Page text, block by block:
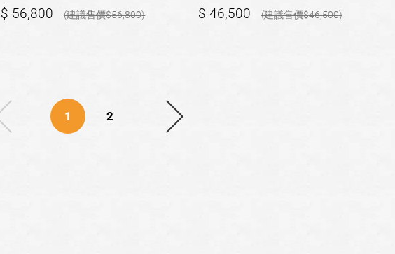
56,800 56,800 46,500 46,500
1 2